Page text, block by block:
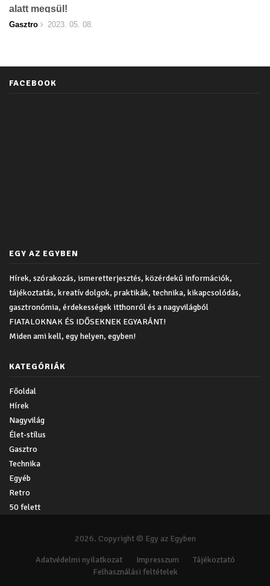
alatt megsül!
Gasztro 2023. 05. 08.
FACEBOOK
EGY AZ EGYBEN
Hírek, szórakozás, ismeretterjesztés, közérdekű információk,
tájékoztatás, kreatív dolgok, praktikák, technika, kikapcsolódás,
gasztronómia, érdekességek itthonról és a nagyvilágból
FIATALOKNAK ÉS IDŐSEKNEK EGYARÁNT!
Miden ami kell, egy helyen, egyben!
KATEGÓRIÁK
Főoldal
Hírek
Nagyvilág
Élet-stílus
Gasztro
Technika
Egyéb
Retro
50 felett
2026. Copyright © Egy az Egyben
Adatvédelmi nyilatkozat Impresszum
Tájékoztató
Felhasználási feltételek